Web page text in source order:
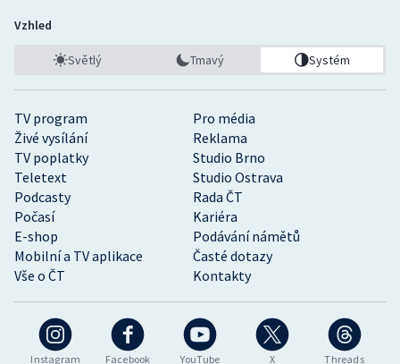
Instagram Facebook YouTube X Threads
TV program
Pro média
Živé vysílání
Reklama
TV poplatky
Studio Brno
Teletext
Studio Ostrava
Podcasty
Rada ČT
Počasí
Kariéra
E-shop
Podávání námětů
Mobilní a TV aplikace
Časté dotazy
Vše o ČT
Kontakty
Vzhled
Světlý Tmavý Systém